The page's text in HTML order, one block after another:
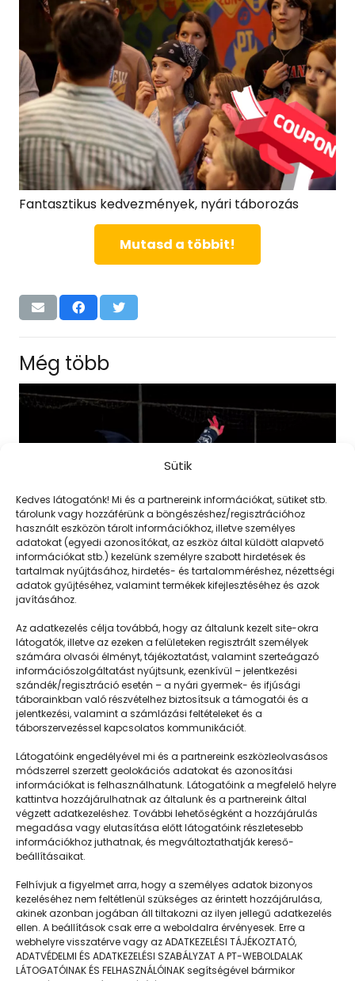
Sütik
Kedves látogatónk! Mi és a partnereink információkat, sütiket stb.
tárolunk vagy hozzáférünk a böngészéshez/regisztrációhoz
használt eszközön tárolt információkhoz, illetve személyes
adatokat (egyedi azonosítókat, az eszköz által küldött alapvető
információkat stb.) kezelünk személyre szabott hirdetések és
tartalmak nyújtásához, hirdetés- és tartalomméréshez, nézettségi
adatok gyűjtéséhez, valamint termékek kifejlesztéséhez és azok
javításához.
Az adatkezelés célja továbbá, hogy az általunk kezelt site-okra
látogatók, illetve az ezeken a felületeken regisztrált személyek
számára olvasói élményt, tájékoztatást, valamint szerteágazó
információszolgáltatást nyújtsunk, ezenkívül – jelentkezési
szándék/regisztráció esetén – a nyári gyermek- és ifjúsági
táborainkban való részvételhez biztosítsuk a támogatói és a
jelentkezési, valamint a számlázási feltételeket és a
táborszervezéssel kapcsolatos kommunikációt.
Látogatóink engedélyével mi és a partnereink eszközleolvasásos
módszerrel szerzett geolokációs adatokat és azonosítási
információkat is felhasználhatunk. Látogatóink a megfelelő helyre
kattintva hozzájárulhatnak az általunk és a partnereink által
végzett adatkezeléshez. További lehetőségként a hozzájárulás
megadása vagy elutasítása előtt látogatóink részletesebb
információkhoz juthatnak, és megváltoztathatják kereső-
beállításaikat.
Felhívjuk a figyelmet arra, hogy a személyes adatok bizonyos
kezeléséhez nem feltétlenül szükséges az érintett hozzájárulása,
akinek azonban jogában áll tiltakozni az ilyen jellegű adatkezelés
ellen. A beállítások csak erre a weboldalra érvényesek. Erre a
webhelyre visszatérve vagy az ADATKEZELÉSI TÁJÉKOZTATÓ,
ADATVÉDELMI ÉS ADATKEZELÉSI SZABÁLYZAT A PT-WEBOLDALAK
LÁTOGATÓINAK ÉS FELHASZNÁLÓINAK segítségével bármikor
Fantasztikus kedvezmények, nyári táborozás
Mutasd a többit!
Még több
Ijesztő, mégis szuper menő
Napközisgyerektábor.hu
Navigáció
Táboringer
Egyveleg